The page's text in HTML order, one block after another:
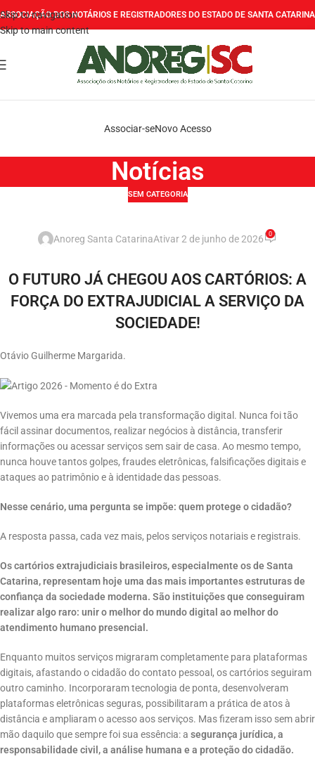
Skip to navigation
Skip to main content
ASSOCIAÇÃO DOS NOTÁRIOS E REGISTRADORES DO ESTADO DE SANTA CATARINA
Associar-seNovo Acesso
Notícias
SEM CATEGORIA
Anoreg Santa CatarinaAtivar 2 de junho de 2026 0
O FUTURO JÁ CHEGOU AOS CARTÓRIOS: A
FORÇA DO EXTRAJUDICIAL A SERVIÇO DA
SOCIEDADE!
Otávio Guilherme Margarida.
Vivemos uma era marcada pela transformação digital. Nunca foi tão
fácil assinar documentos, realizar negócios à distância, transferir
informações ou acessar serviços sem sair de casa. Ao mesmo tempo,
nunca houve tantos golpes, fraudes eletrônicas, falsificações digitais e
ataques ao patrimônio e à identidade das pessoas.
Nesse cenário, uma pergunta se impõe: quem protege o cidadão?
A resposta passa, cada vez mais, pelos serviços notariais e registrais.
Os cartórios extrajudiciais brasileiros, especialmente os de Santa
Catarina, representam hoje uma das mais importantes estruturas de
confiança da sociedade moderna. São instituições que conseguiram
realizar algo raro: unir o melhor do mundo digital ao melhor do
atendimento humano presencial.
Enquanto muitos serviços migraram completamente para plataformas
digitais, afastando o cidadão do contato pessoal, os cartórios seguiram
outro caminho. Incorporaram tecnologia de ponta, desenvolveram
plataformas eletrônicas seguras, possibilitaram a prática de atos à
distância e ampliaram o acesso aos serviços. Mas fizeram isso sem abrir
mão daquilo que sempre foi sua essência: a segurança jurídica, a
responsabilidade civil, a análise humana e a proteção do cidadão.